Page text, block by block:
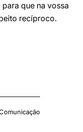
que na vossa
recíproco.